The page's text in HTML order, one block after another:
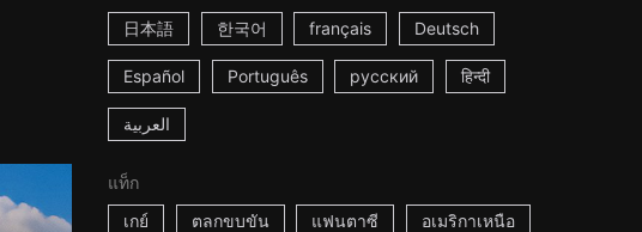
日本語 한국어 français Deutsch
Español Português русский हिन्दी
العربية
แท็ก
เกย์
ตลกขบขัน แฟนตาซี อเมริกาเหนือ